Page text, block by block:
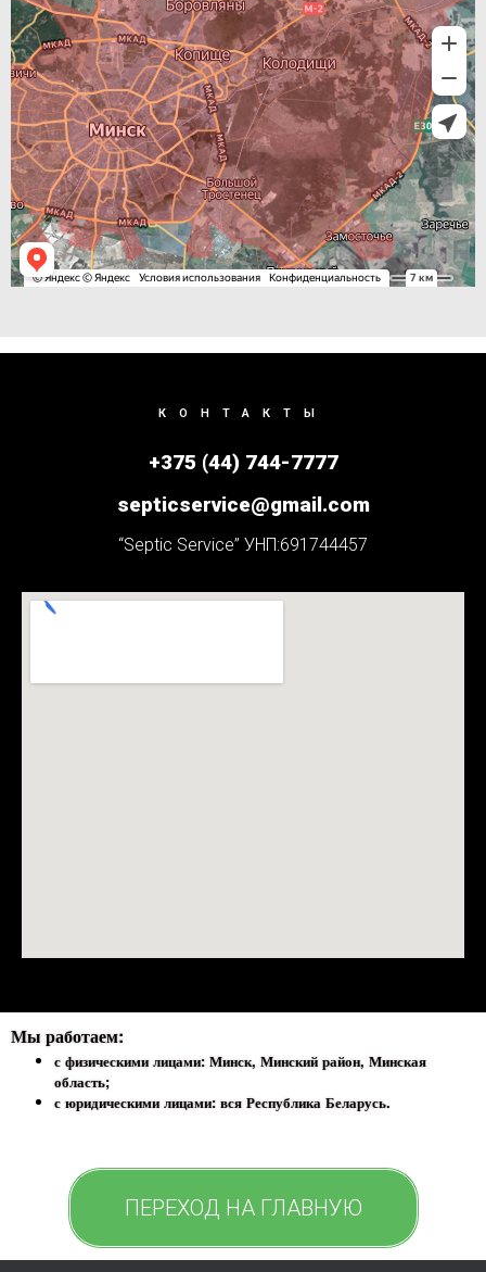
КОНТАКТЫ
+375 (44) 744-7777
septicservice@gmail.com
“Septic Service” УНП:691744457
Мы работаем:
с физическими лицами: Минск, Минский район, Минская
область;
с юридическими лицами: вся Республика Беларусь.
ПЕРЕХОД НА ГЛАВНУЮ